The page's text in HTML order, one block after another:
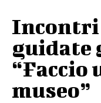
Incontri
guidate
“Faccio
museo”